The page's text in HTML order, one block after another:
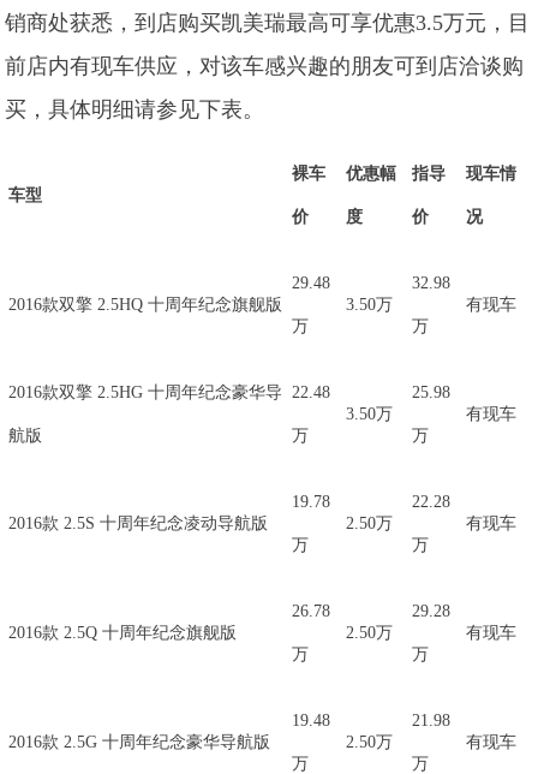
销商处获悉，到店购买凯美瑞最高可享优惠3.5万元，目
前店内有现车供应，对该车感兴趣的朋友可到店洽谈购
买，具体明细请参见下表。
车型
裸车
价
优惠幅
度
指导
价
现车情
况
2016款双擎 2.5HQ 十周年纪念旗舰版
29.48
万
3.50万
32.98
万
有现车
2016款双擎 2.5HG 十周年纪念豪华导
航版
22.48
万
3.50万
25.98
万
有现车
2016款 2.5S 十周年纪念凌动导航版
19.78
万
2.50万
22.28
万
有现车
2016款 2.5Q 十周年纪念旗舰版
26.78
万
2.50万
29.28
万
有现车
2016款 2.5G 十周年纪念豪华导航版
19.48
万
2.50万
21.98
万
有现车